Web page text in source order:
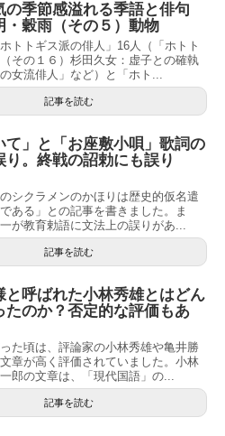
の季節感溢れる季語と俳句
・穀雨（その５）動物
トトギス派の俳人」16人（「ホトト
その１６）杉田久女：虚子との確執
女流俳人」など）と「ホト...
記事を読む
て」と「お座敷小唄」歌詞の
り。終戦の詔勅にも誤り
シクラメンのかほりは歴史的仮名遣
ある」との記事を書きました。ま
が教育勅語に文法上の誤りがあ...
記事を読む
と呼ばれた小林秀雄とはどん
たのか？否定的な評価もあ
た頃は、評論家の小林秀雄や亀井勝
章が高く評価されていました。小林
郎の文章は、「現代国語」の...
記事を読む